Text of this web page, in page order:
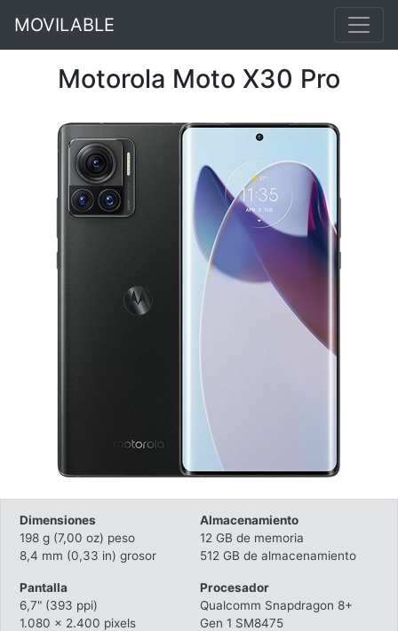
MOVILABLE
Motorola Moto X30 Pro
Dimensiones
198 g (7,00 oz) peso
8,4 mm (0,33 in) grosor
Pantalla
6,7" (393 ppi)
1.080 x 2.400 pixels
Almacenamiento
12 GB de memoria
512 GB de almacenamiento
Procesador
Qualcomm Snapdragon 8+
Gen 1 SM8475